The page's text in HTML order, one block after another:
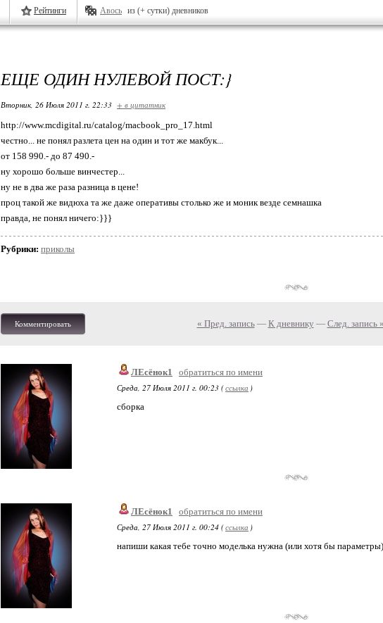
Рейтинги Авось из (+ сутки) дневников
ЕЩЕ ОДИН НУЛЕВОЙ ПОСТ:}
Вторник, 26 Июля 2011 г. 22:33 + в цитатник
http://www.mcdigital.ru/catalog/macbook_pro_17.html
честно... не понял разлета цен на один и тот же макбук...
от 158 990.- до 87 490.-
ну хорошо больше винчестер...
ну не в два же раза разница в цене!
проц такой же видюха та же даже оперативы столько же и моник везде семнашка
правда, не понял ничего:}}}
Рубрики: приколы
Комментировать « Пред. запись— К дневнику — След. запись »
ЛЕсёнок1
обратиться по имени
Среда, 27 Июля 2011 г. 00:23 (ссылка )
сборка
ЛЕсёнок1
обратиться по имени
Среда, 27 Июля 2011 г. 00:24 (ссылка )
напиши какая тебе точно моделька нужна (или хотя бы